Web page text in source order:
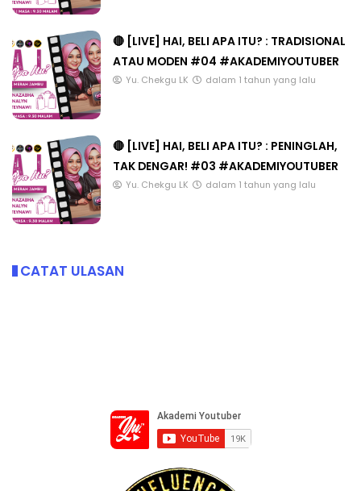
🔴 [LIVE] HAI, BELI APA ITU? : TRADISIONAL
ATAU MODEN #04 #AKADEMIYOUTUBER
Yu. Chekgu LK dalam 1 tahun yang lalu
🔴 [LIVE] HAI, BELI APA ITU? : PENINGLAH,
TAK DENGAR! #03 #AKADEMIYOUTUBER
Yu. Chekgu LK dalam 1 tahun yang lalu
CATAT ULASAN